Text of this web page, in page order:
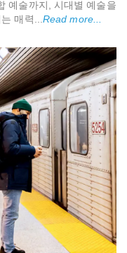
예술까지, 시대별 예술을
매력... Read more...